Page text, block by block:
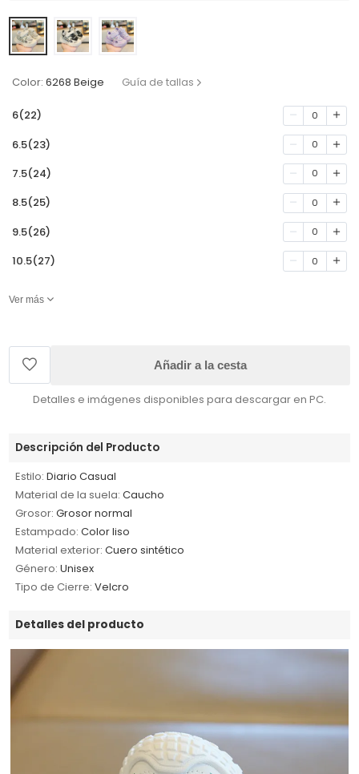
Color: 6268 Beige Guía de tallas
6(22) 0
6.5(23) 0
7.5(24) 0
8.5(25) 0
9.5(26) 0
10.5(27) 0
Ver más
Añadir a la cesta
Detalles e imágenes disponibles para descargar en PC.
Descripción del Producto
Estilo: Diario Casual
Material de la suela: Caucho
Grosor: Grosor normal
Estampado: Color liso
Material exterior: Cuero sintético
Género: Unisex
Tipo de Cierre: Velcro
Detalles del producto